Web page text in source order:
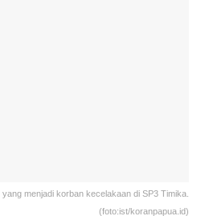
menjadi korban kecelakaan di SP3 Timika.
(foto:ist/koranpapua.id)